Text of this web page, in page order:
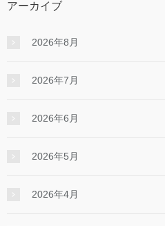
アーカイブ
2026年8月
2026年7月
2026年6月
2026年5月
2026年4月